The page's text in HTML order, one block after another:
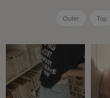
Outer Top